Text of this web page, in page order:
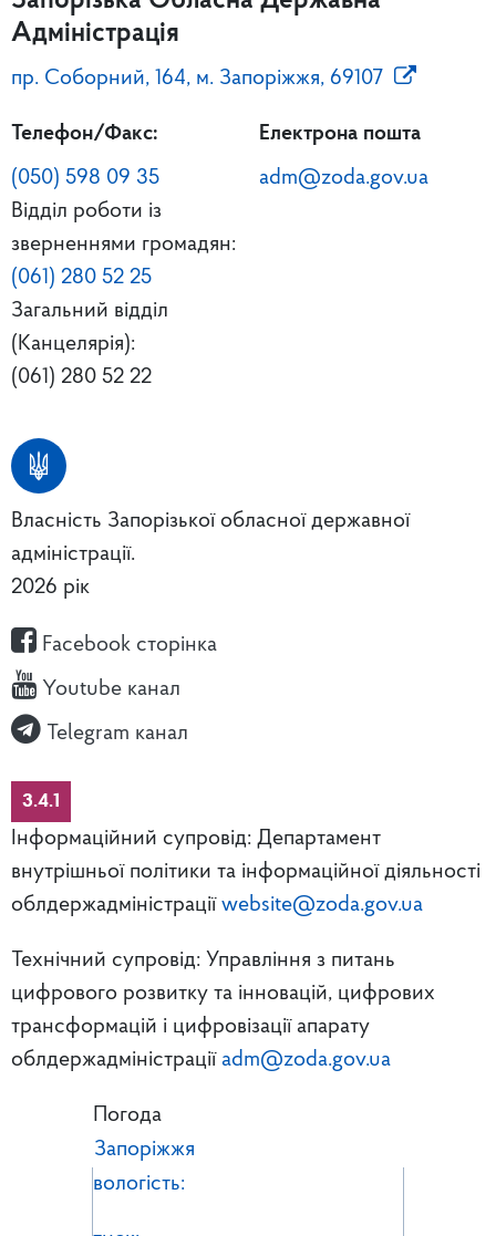
Адміністрація
пр. Соборний, 164, м. Запоріжжя, 69107
Телефон/Факс:
(050) 598 09 35
Відділ роботи із
зверненнями громадян:
(061) 280 52 25
Загальний відділ
(Канцелярія):
(061) 280 52 22
Електрона пошта
adm@zoda.gov.ua
Власність Запорізької обласної державної
адміністрації.
2026 рік
Facebook сторінка
Youtube канал
Telegram канал
3.4.1
Інформаційний супровід: Департамент
внутрішньої політики та інформаційної діяльності
облдержадміністрації website@zoda.gov.ua
Технічний супровід: Управління з питань
цифрового розвитку та інновацій, цифрових
трансформацій і цифровізації апарату
облдержадміністрації adm@zoda.gov.ua
Погода
Запоріжжя
вологість: